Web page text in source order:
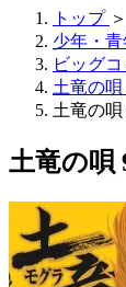
トップ ＞
少年・
ビッグ
土竜の唄
土竜の唄
土竜の唄